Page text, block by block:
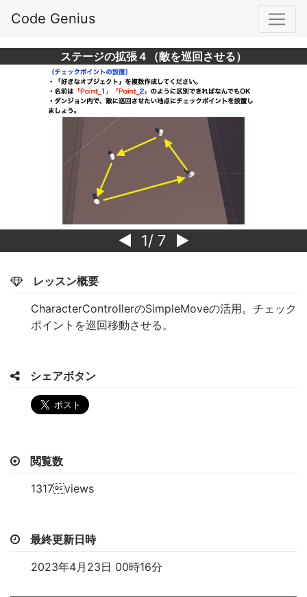
Code Genius
ステージの拡張４（敵を巡回させる）
1/ 7
レッスン概要
CharacterControllerのSimpleMoveの活用。チェック
ポイントを巡回移動させる。
シェアボタン
閲覧数
1317views
最終更新日時
2023年4月23日 00時16分